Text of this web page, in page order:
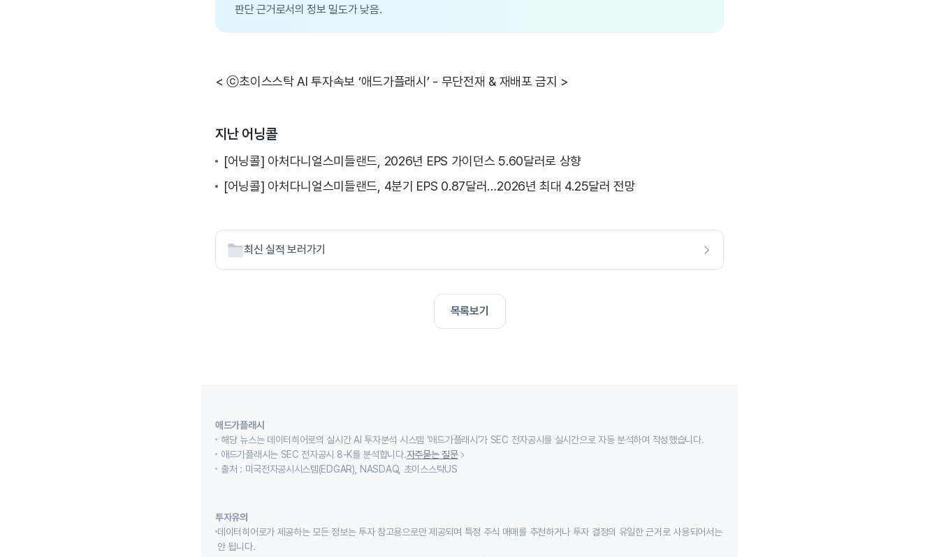
판단 근거로서의 정보 밀도가 낮음.
< ⓒ초이스스탁 AI 투자속보 ‘애드가플래시’ - 무단전재 & 재배포 금지 >
지난 어닝콜
[어닝콜] 아처다니얼스미들랜드, 2026년 EPS 가이던스 5.60달러로 상향
[어닝콜] 아처다니얼스미들랜드, 4분기 EPS 0.87달러…2026년 최대 4.25달러 전망
최신 실적 보러가기
목록보기
애드가플래시
해당 뉴스는 데이터히어로의 실시간 AI 투자분석 시스템 ‘애드가플래시’가 SEC 전자공시를 실시간으로 자동 분석하여 작성했습니다.
애드가플래시는 SEC 전자공시 8-K를 분석합니다.자주묻는 질문
출처 : 미국전자공시시스템(EDGAR), NASDAQ, 초이스스탁US
투자유의
데이터히어로가 제공하는 모든 정보는 투자 참고용으로만 제공되며 특정 주식 매매를 추천하거나 투자 결정의 유일한 근거로 사용되어서는
안 됩니다.